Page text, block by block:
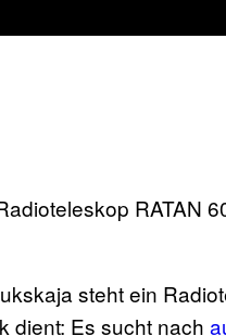
RATAN
steht ein
dient: Es sucht nach